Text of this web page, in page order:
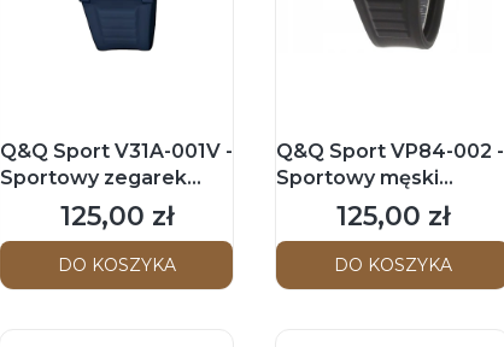
Q&Q Sport V31A-001V -
Sportowy zegarek
naręczny
Cena
125,00 zł
DO KOSZYKA
Q&Q Sport VP84-002 -
Sportowy męski
zegarek naręczny
Cena
125,00 zł
DO KOSZYKA